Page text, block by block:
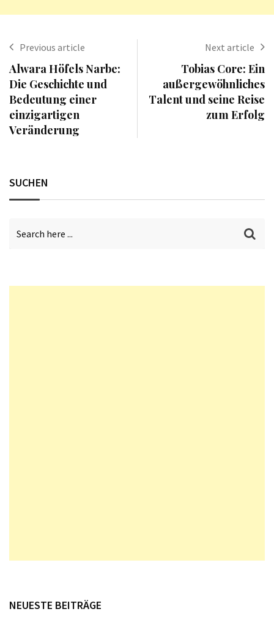
Previous article
Alwara Höfels Narbe:
Die Geschichte und
Bedeutung einer
einzigartigen
Veränderung
Next article
Tobias Core: Ein
außergewöhnliches
Talent und seine Reise
zum Erfolg
SUCHEN
NEUESTE BEITRÄGE